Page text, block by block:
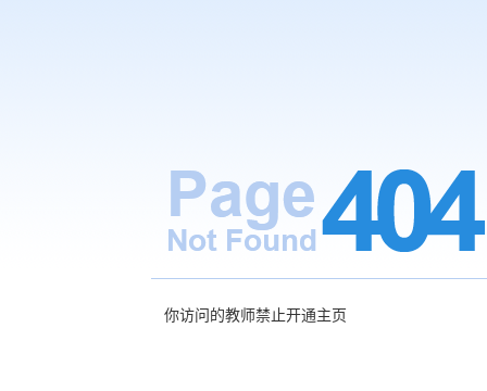
你访问的教师禁止开通主页